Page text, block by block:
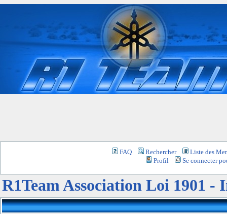
FAQ Rechercher
Liste des
Profil
Se connecter
R1Team Association Loi 1901 -